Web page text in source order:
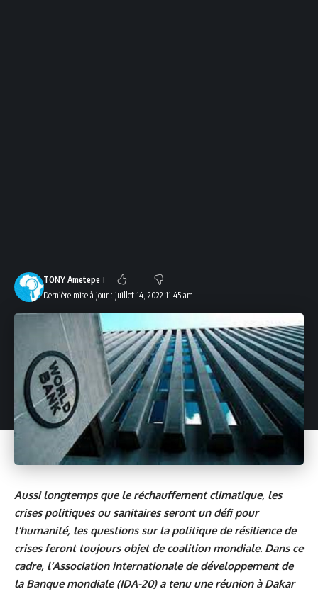
Dernière mise à jour : juillet 14, 2022 11:45 am
TONY Ametepe
Aussi longtemps que le réchauffement climatique, les
crises politiques ou sanitaires seront un défi pour
l’humanité, les questions sur la politique de résilience de
crises feront toujours objet de coalition mondiale. Dans ce
cadre, l’Association internationale de développement de
la Banque mondiale (IDA-20) a tenu une réunion à Dakar